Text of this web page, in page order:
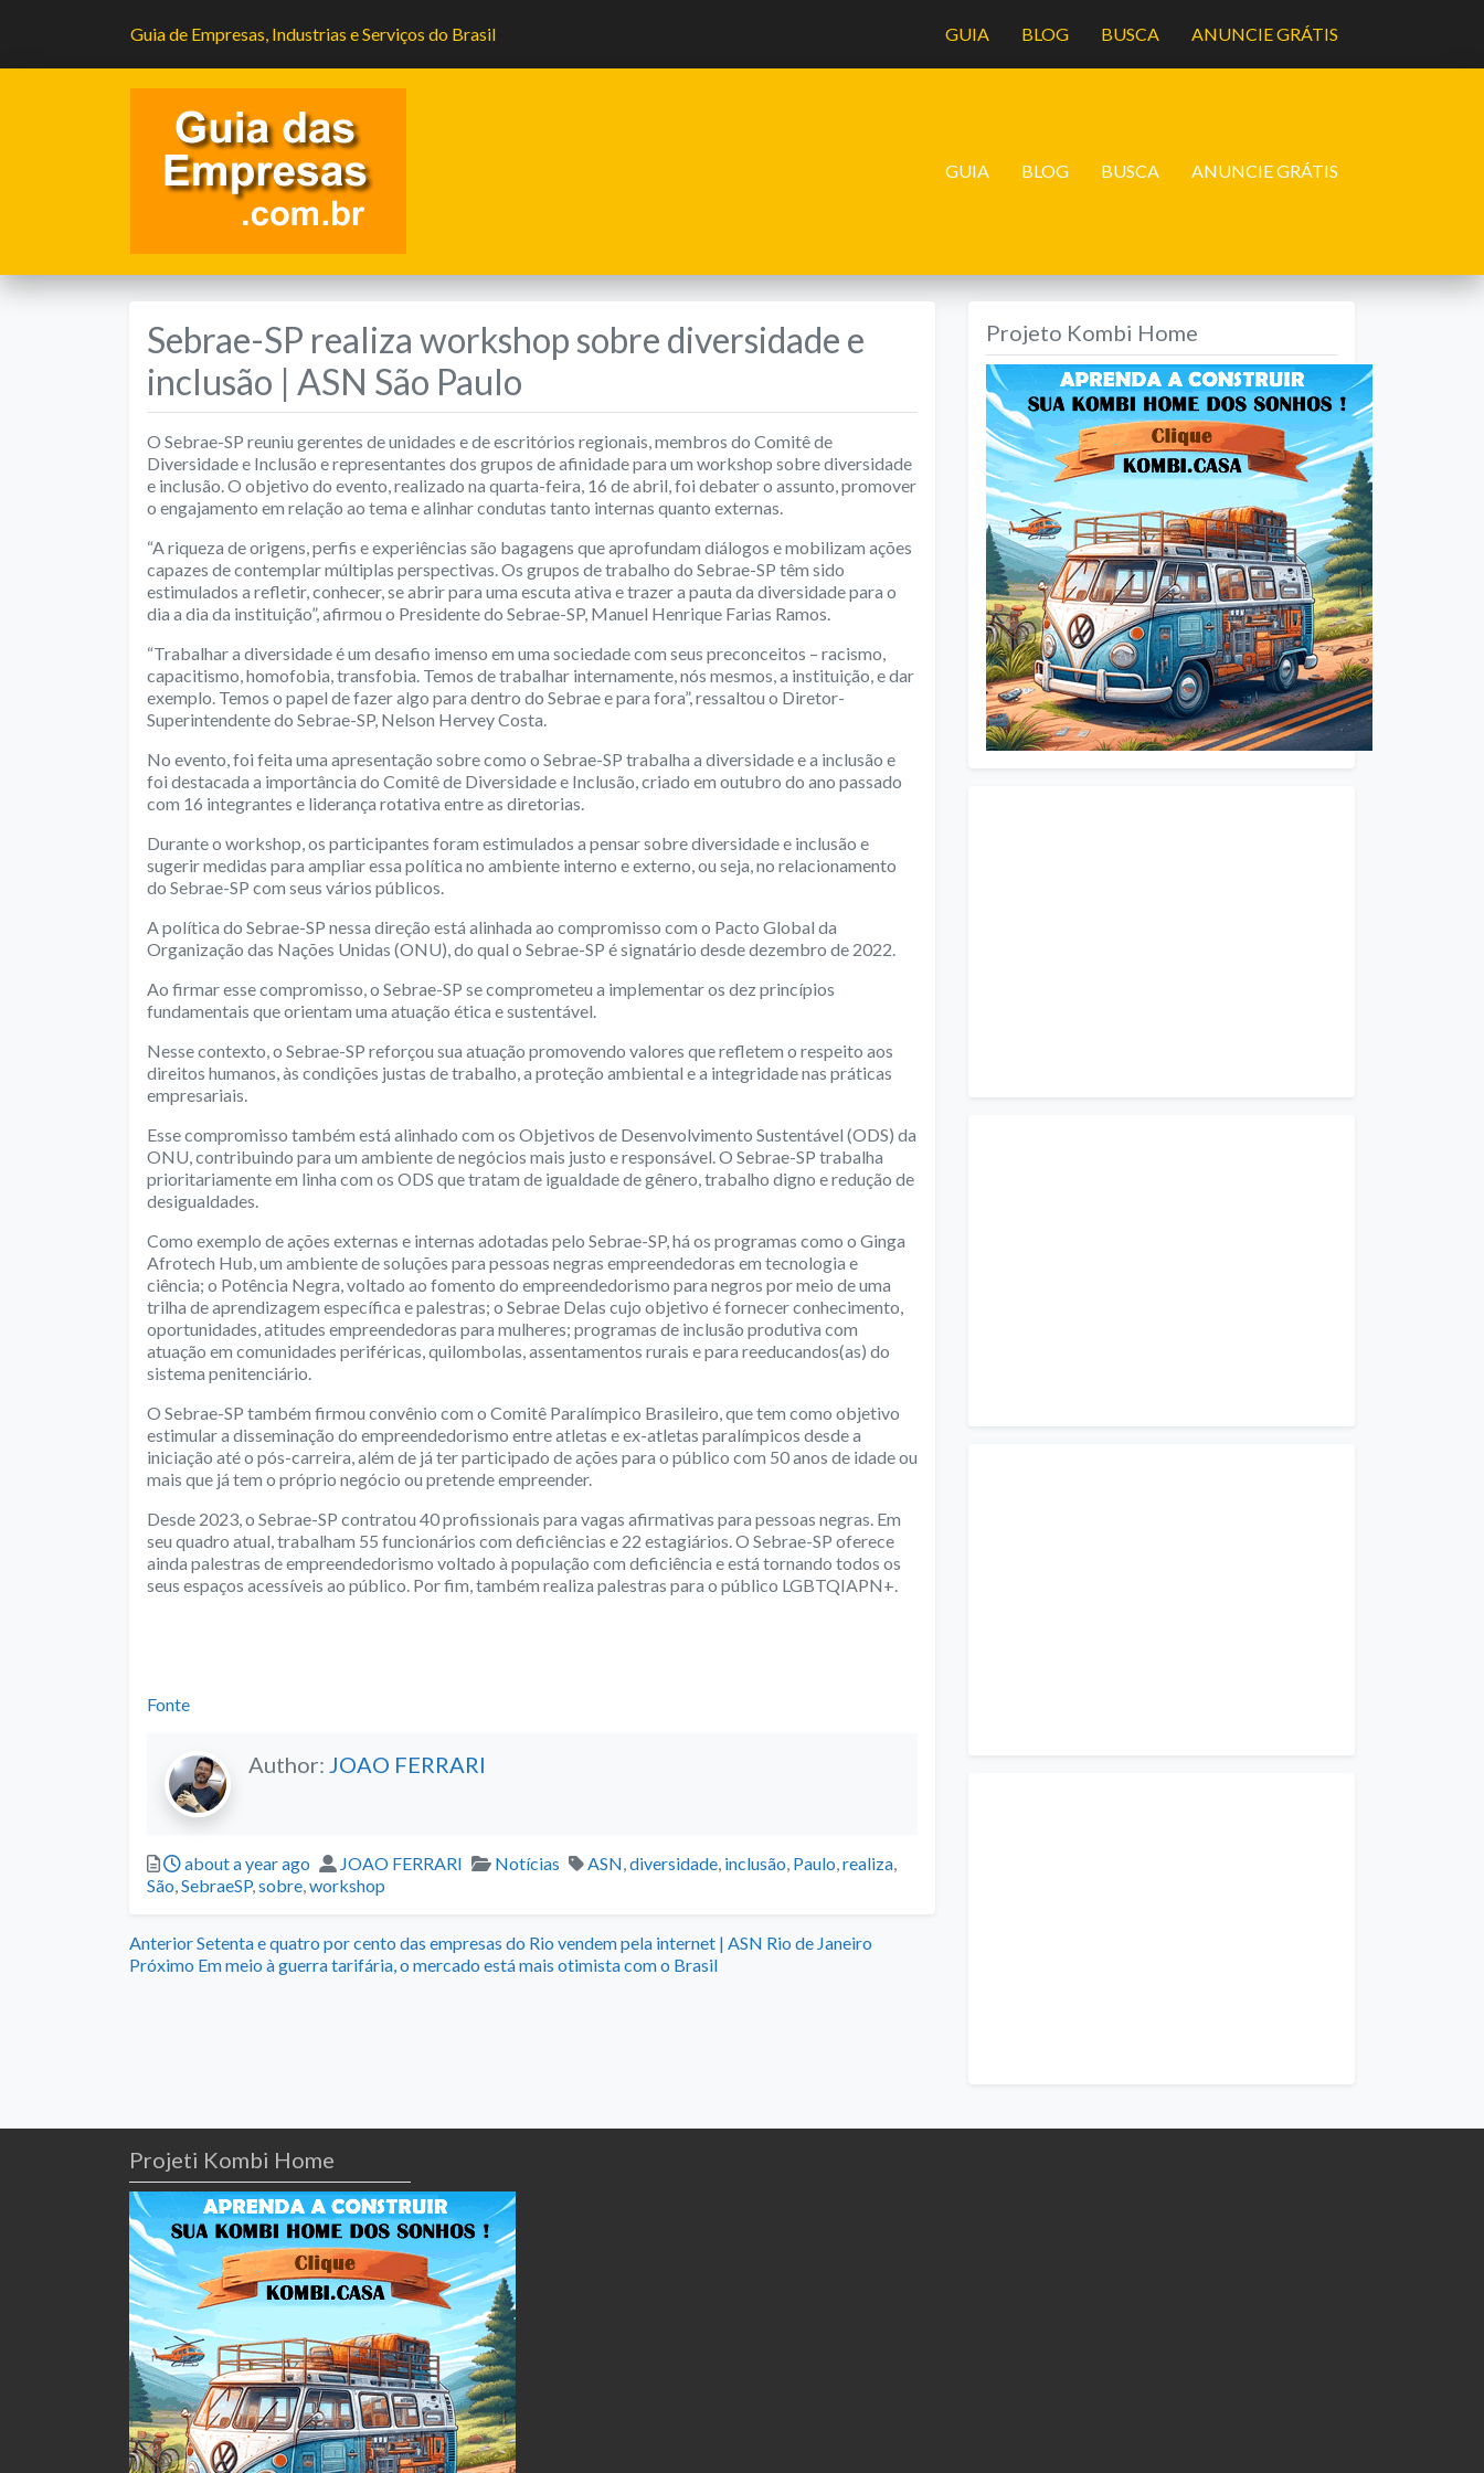
Guia de Empresas, Industrias e Serviços do Brasil GUIA BLOG BUSCA ANUNCIE GRÁTIS
GUIA BLOG BUSCA ANUNCIE GRÁTIS
Sebrae-SP realiza workshop sobre diversidade e
inclusão | ASN São Paulo
O Sebrae-SP reuniu gerentes de unidades e de escritórios regionais, membros do Comitê de
Diversidade e Inclusão e representantes dos grupos de afinidade para um workshop sobre diversidade
e inclusão. O objetivo do evento, realizado na quarta-feira, 16 de abril, foi debater o assunto, promover
o engajamento em relação ao tema e alinhar condutas tanto internas quanto externas.
“A riqueza de origens, perfis e experiências são bagagens que aprofundam diálogos e mobilizam ações
capazes de contemplar múltiplas perspectivas. Os grupos de trabalho do Sebrae-SP têm sido
estimulados a refletir, conhecer, se abrir para uma escuta ativa e trazer a pauta da diversidade para o
dia a dia da instituição”, afirmou o Presidente do Sebrae-SP, Manuel Henrique Farias Ramos.
“Trabalhar a diversidade é um desafio imenso em uma sociedade com seus preconceitos – racismo,
capacitismo, homofobia, transfobia. Temos de trabalhar internamente, nós mesmos, a instituição, e dar
exemplo. Temos o papel de fazer algo para dentro do Sebrae e para fora”, ressaltou o Diretor-
Superintendente do Sebrae-SP, Nelson Hervey Costa.
No evento, foi feita uma apresentação sobre como o Sebrae-SP trabalha a diversidade e a inclusão e
foi destacada a importância do Comitê de Diversidade e Inclusão, criado em outubro do ano passado
com 16 integrantes e liderança rotativa entre as diretorias.
Durante o workshop, os participantes foram estimulados a pensar sobre diversidade e inclusão e
sugerir medidas para ampliar essa política no ambiente interno e externo, ou seja, no relacionamento
do Sebrae-SP com seus vários públicos.
A política do Sebrae-SP nessa direção está alinhada ao compromisso com o Pacto Global da
Organização das Nações Unidas (ONU), do qual o Sebrae-SP é signatário desde dezembro de 2022.
Ao firmar esse compromisso, o Sebrae-SP se comprometeu a implementar os dez princípios
fundamentais que orientam uma atuação ética e sustentável.
Nesse contexto, o Sebrae-SP reforçou sua atuação promovendo valores que refletem o respeito aos
direitos humanos, às condições justas de trabalho, a proteção ambiental e a integridade nas práticas
empresariais.
Esse compromisso também está alinhado com os Objetivos de Desenvolvimento Sustentável (ODS) da
ONU, contribuindo para um ambiente de negócios mais justo e responsável. O Sebrae-SP trabalha
prioritariamente em linha com os ODS que tratam de igualdade de gênero, trabalho digno e redução de
desigualdades.
Como exemplo de ações externas e internas adotadas pelo Sebrae-SP, há os programas como o Ginga
Afrotech Hub, um ambiente de soluções para pessoas negras empreendedoras em tecnologia e
ciência; o Potência Negra, voltado ao fomento do empreendedorismo para negros por meio de uma
trilha de aprendizagem específica e palestras; o Sebrae Delas cujo objetivo é fornecer conhecimento,
oportunidades, atitudes empreendedoras para mulheres; programas de inclusão produtiva com
atuação em comunidades periféricas, quilombolas, assentamentos rurais e para reeducandos(as) do
sistema penitenciário.
O Sebrae-SP também firmou convênio com o Comitê Paralímpico Brasileiro, que tem como objetivo
estimular a disseminação do empreendedorismo entre atletas e ex-atletas paralímpicos desde a
iniciação até o pós-carreira, além de já ter participado de ações para o público com 50 anos de idade ou
mais que já tem o próprio negócio ou pretende empreender.
Desde 2023, o Sebrae-SP contratou 40 profissionais para vagas afirmativas para pessoas negras. Em
seu quadro atual, trabalham 55 funcionários com deficiências e 22 estagiários. O Sebrae-SP oferece
ainda palestras de empreendedorismo voltado à população com deficiência e está tornando todos os
seus espaços acessíveis ao público. Por fim, também realiza palestras para o público LGBTQIAPN+.
Fonte
Author: JOAO FERRARI
Posted
about a year ago Author
JOAO FERRARI Categories
Notícias Tags
ASN,diversidade, inclusão, Paulo,realiza,
São,SebraeSP,sobre,workshop
Navegação
AnteriorPrevious
post:
Setenta e quatro por cento das empresas do Rio vendem pela internet | ASN Rio de Janeiro
Próximo Next
Em meio à guerra tarifária, o mercado está mais otimista com o Brasil
Projeto Kombi Home
Projeti Kombi Home